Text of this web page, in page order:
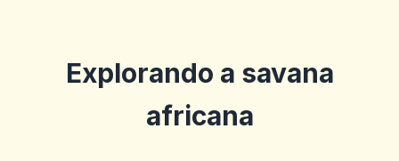
Explorando a savana
africana